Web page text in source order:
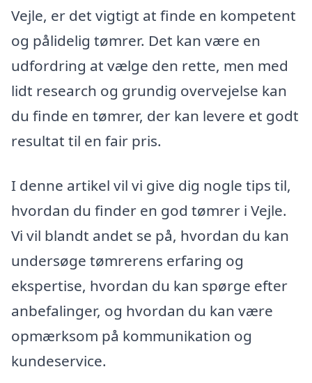
Vejle, er det vigtigt at finde en kompetent
og pålidelig tømrer. Det kan være en
udfordring at vælge den rette, men med
lidt research og grundig overvejelse kan
du finde en tømrer, der kan levere et godt
resultat til en fair pris.
I denne artikel vil vi give dig nogle tips til,
hvordan du finder en god tømrer i Vejle.
Vi vil blandt andet se på, hvordan du kan
undersøge tømrerens erfaring og
ekspertise, hvordan du kan spørge efter
anbefalinger, og hvordan du kan være
opmærksom på kommunikation og
kundeservice.